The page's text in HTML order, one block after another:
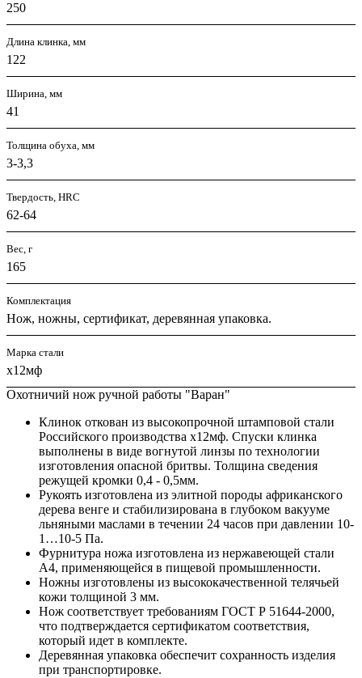
250
Длина клинка, мм
122
Ширина, мм
41
Толщина обуха, мм
3-3,3
Твердость, HRC
62-64
Вес, г
165
Комплектация
Нож, ножны, сертификат, деревянная упаковка.
Марка стали
х12мф
Охотничий нож ручной работы "Варан"
Клинок откован из высокопрочной штамповой стали
Российского производства х12мф. Спуски клинка
выполнены в виде вогнутой линзы по технологии
изготовления опасной бритвы. Толщина сведения
режущей кромки 0,4 - 0,5мм.
Рукоять изготовлена из элитной породы африканского
дерева венге и стабилизирована в глубоком вакууме
льняными маслами в течении 24 часов при давлении 10-
1…10-5 Па.
Фурнитура ножа изготовлена из нержавеющей стали
А4, применяющейся в пищевой промышленности.
Ножны изготовлены из высококачественной телячьей
кожи толщиной 3 мм.
Нож соответствует требованиям ГОСТ Р 51644-2000,
что подтверждается сертификатом соответствия,
который идет в комплекте.
Деревянная упаковка обеспечит сохранность изделия
при транспортировке.